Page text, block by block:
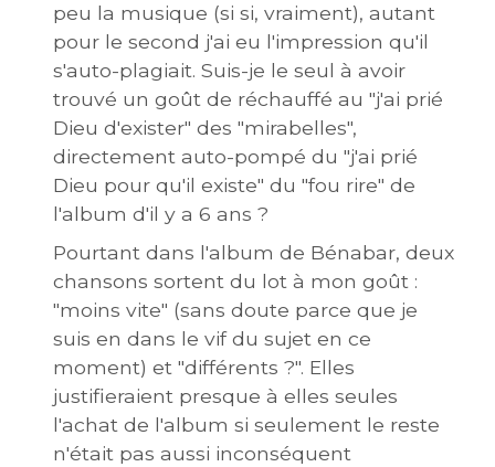
peu la musique (si si, vraiment), autant
pour le second j'ai eu l'impression qu'il
s'auto-plagiait. Suis-je le seul à avoir
trouvé un goût de réchauffé au "j'ai prié
Dieu d'exister" des "mirabelles",
directement auto-pompé du "j'ai prié
Dieu pour qu'il existe" du "fou rire" de
l'album d'il y a 6 ans ?
Pourtant dans l'album de Bénabar, deux
chansons sortent du lot à mon goût :
"moins vite" (sans doute parce que je
suis en dans le vif du sujet en ce
moment) et "différents ?". Elles
justifieraient presque à elles seules
l'achat de l'album si seulement le reste
n'était pas aussi inconséquent